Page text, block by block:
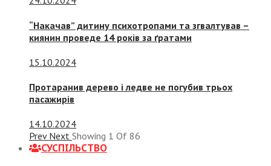
“Накачав” дитину психотропами та згвалтував –
киянин проведе 14 років за ґратами
15.10.2024
Протаранив дерево і ледве не погубив трьох
пасажирів
14.10.2024
Prev Next Showing 1 Of 86
СУСПIЛЬСТВО